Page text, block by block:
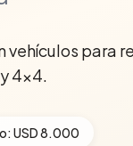
para
4x4.
USD 8.000